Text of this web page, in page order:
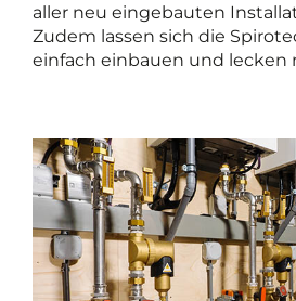
aller neu eingebauten
Zudem lassen sich die
einfach einbauen und lecken